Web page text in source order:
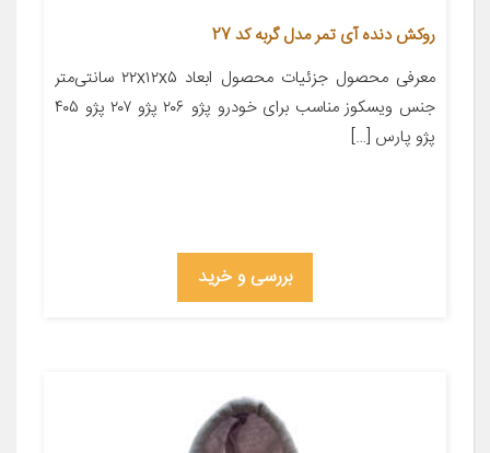
روکش دنده آی تمر مدل گربه کد 27
معرفی محصول جزئیات محصول ابعاد ۲۲x۱۲x۵ سانتی‌متر
جنس ویسکوز مناسب برای خودرو پژو ۲۰۶ پژو ۲۰۷ پژو ۴۰۵
پژو پارس […]
بررسی و خرید